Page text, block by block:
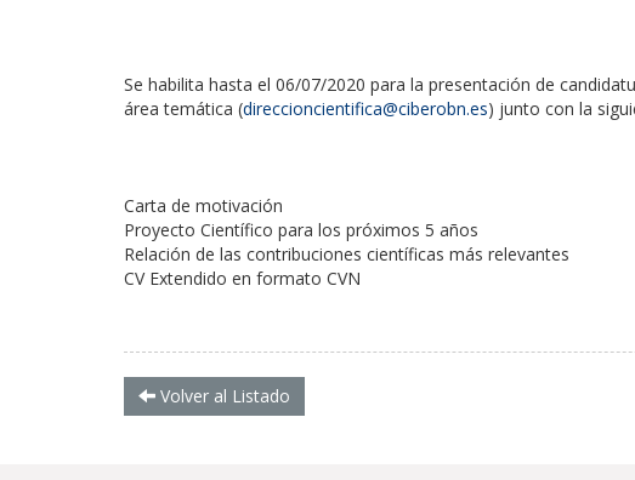
Se habilita hasta el 06/07/2020 para la presentación de
área temática (direccioncientifica@ciberobn.es) junto con la
Carta de motivación
Proyecto Científico para los próximos 5 años
Relación de las contribuciones científicas más relevantes
CV Extendido en formato CVN
Volver al Listado